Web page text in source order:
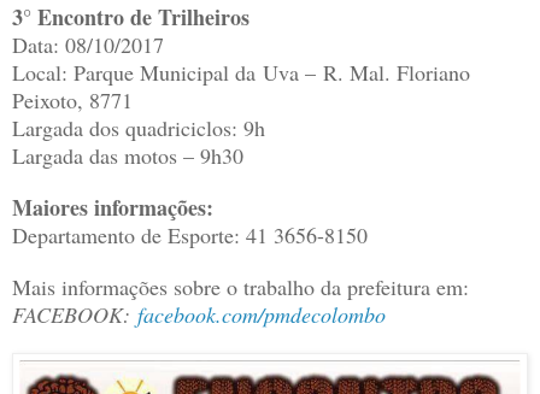
3° Encontro de Trilheiros
Data: 08/10/2017
Local: Parque Municipal da Uva – R. Mal. Floriano
Peixoto, 8771
Largada dos quadriciclos: 9h
Largada das motos – 9h30
Maiores informações:
Departamento de Esporte: 41 3656-8150
Mais informações sobre o trabalho da prefeitura em:
FACEBOOK: facebook.com/pmdecolombo